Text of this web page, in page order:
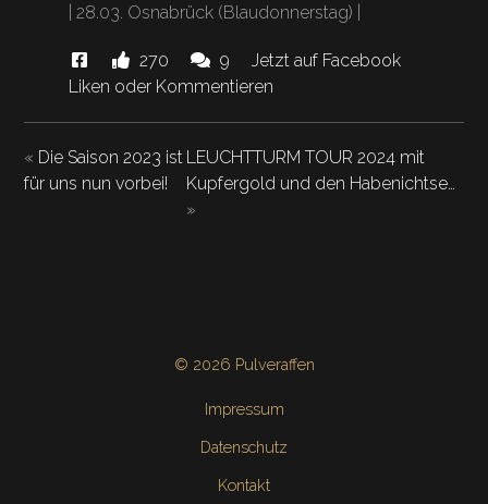
| 28.03. Osnabrück (Blaudonnerstag) |
Diese
News
270
Likes
und
9 Kommentare.
Jetzt auf Facebook
Liken oder Kommentieren
« Die Saison 2023 ist
für uns nun vorbei!
LEUCHTTURM TOUR 2024 mit
Kupfergold und den Habenichtse…
»
© 2026 Pulveraffen
Impressum
Datenschutz
Kontakt